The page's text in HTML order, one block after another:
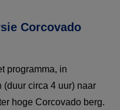
Corcovado
programma, in
circa 4 uur) naar
hoge Corcovado berg.